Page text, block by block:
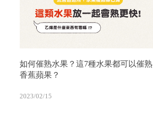
如何催熟水果？這7種水果都可以催熟
香蕉蘋果？
2023/02/15